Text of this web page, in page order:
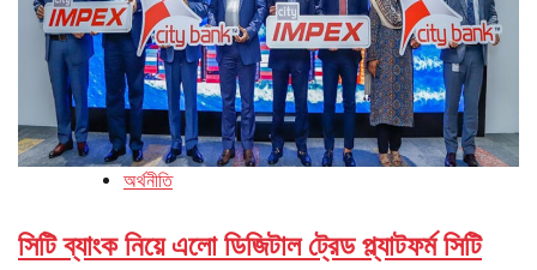
অর্থনীতি
সিটি ব্যাংক নিয়ে এলো ডিজিটাল ট্রেড প্ল্যাটফর্ম সিটি